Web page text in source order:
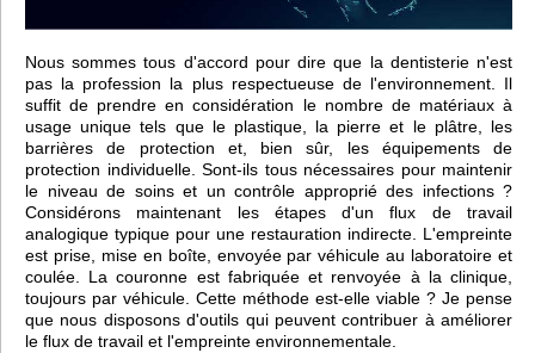
Nous sommes tous d'accord pour dire que la dentisterie n'est
pas la profession la plus respectueuse de l'environnement. Il
suffit de prendre en considération le nombre de matériaux à
usage unique tels que le plastique, la pierre et le plâtre, les
barrières de protection et, bien sûr, les équipements de
protection individuelle. Sont-ils tous nécessaires pour maintenir
le niveau de soins et un contrôle approprié des infections ?
Considérons maintenant les étapes d'un flux de travail
analogique typique pour une restauration indirecte. L'empreinte
est prise, mise en boîte, envoyée par véhicule au laboratoire et
coulée. La couronne est fabriquée et renvoyée à la clinique,
toujours par véhicule. Cette méthode est-elle viable ? Je pense
que nous disposons d'outils qui peuvent contribuer à améliorer
le flux de travail et l'empreinte environnementale.